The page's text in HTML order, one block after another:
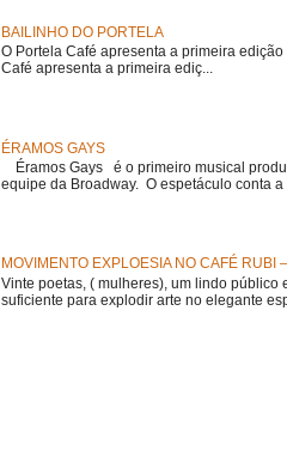
BAILINHO DO PORTELA
O Portela Café apresenta a primeira
Café apresenta a primeira ediç...
ÉRAMOS GAYS
Éramos Gays é o primeiro musical
equipe da Broadway. O espetáculo conta a
MOVIMENTO EXPLOESIA NO CAFÉ RUBI
Vinte poetas, ( mulheres), um lindo público
suficiente para explodir arte no elegante